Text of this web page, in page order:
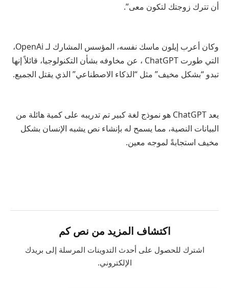
أن تترك زوجتك لتكون معى”.
وكان أعرب إيلون ماسك نفسه، المؤسس المشارك لـ OpenAi،
التي طورت ChatGPT ، عن مخاوفه بشأن التكنولوجيا، قائلاً إنها
تبدو “بشكل مخيف” مثل “الذكاء الاصطناعي” الذي يقتل الجميع.
يعد ChatGPT هو نموذج لغة كبير تم تدريبه على كمية هائلة من
البيانات النصية، مما يسمح له بإنشاء نص يشبه الإنسان بشكل
مخيف استجابةً لموجه معين.
اكتشاف المزيد من نص كم
اشترك للحصول على أحدث التدوينات المرسلة إلى بريدك
الإلكتروني.